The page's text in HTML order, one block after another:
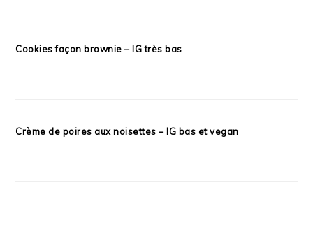
Cookies façon brownie – IG très bas
Crème de poires aux noisettes – IG bas et vegan